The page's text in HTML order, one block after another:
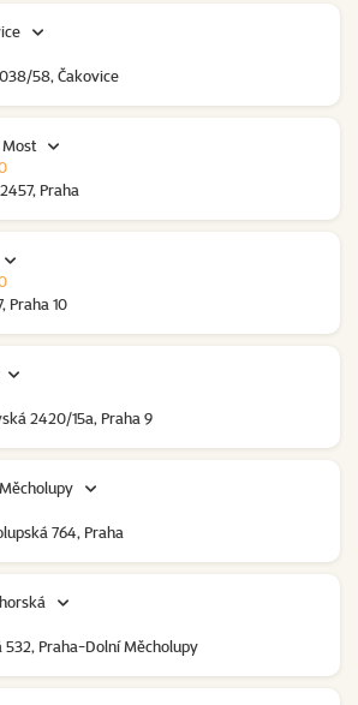
58, Čakovice
Most
Praha
Praha 10
2420/15a, Praha 9
764, Praha
532, Praha-Dolní Měcholupy